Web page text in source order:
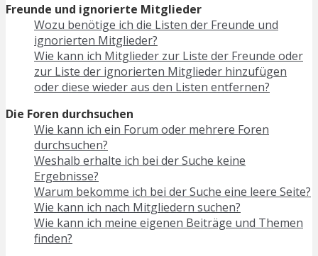
Freunde und ignorierte Mitglieder
Wozu benötige ich die Listen der Freunde und
ignorierten Mitglieder?
Wie kann ich Mitglieder zur Liste der Freunde oder
zur Liste der ignorierten Mitglieder hinzufügen
oder diese wieder aus den Listen entfernen?
Die Foren durchsuchen
Wie kann ich ein Forum oder mehrere Foren
durchsuchen?
Weshalb erhalte ich bei der Suche keine
Ergebnisse?
Warum bekomme ich bei der Suche eine leere Seite?
Wie kann ich nach Mitgliedern suchen?
Wie kann ich meine eigenen Beiträge und Themen
finden?